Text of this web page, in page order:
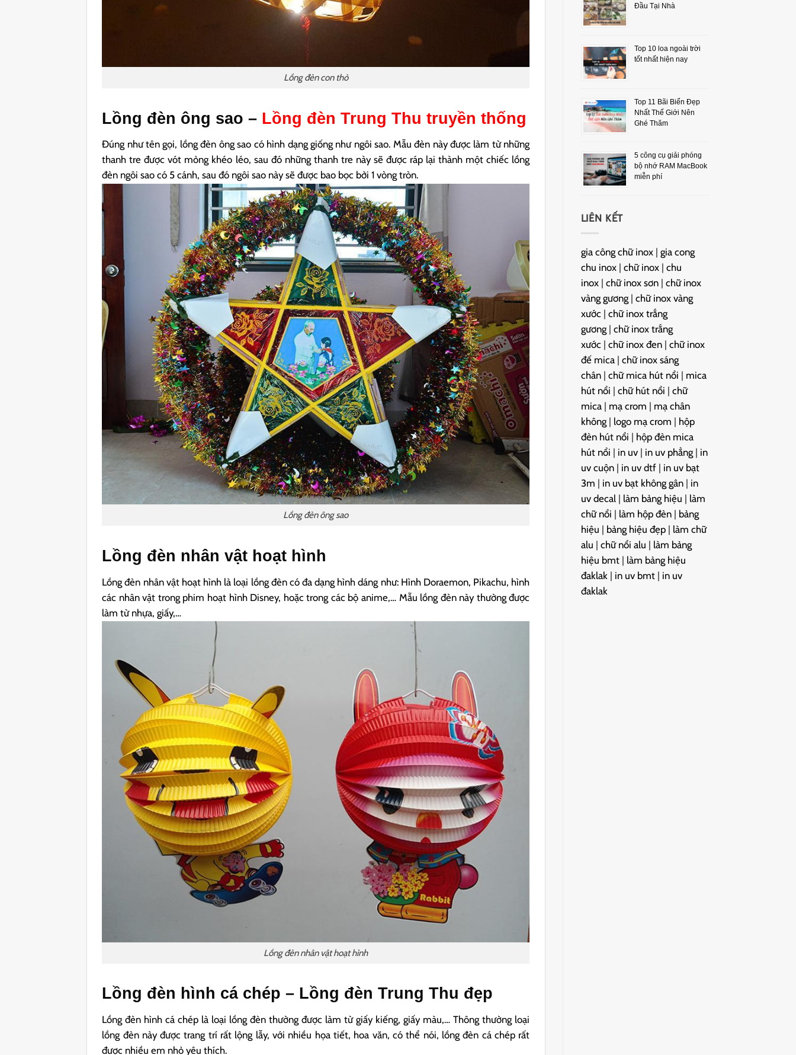
Lồng đèn con thỏ
Lồng đèn ông sao – Lồng đèn Trung Thu truyền thống
Đúng như tên gọi, lồng đèn ông sao có hình dạng giống như ngôi sao. Mẫu đèn này được làm từ những
thanh tre được vót mỏng khéo léo, sau đó những thanh tre này sẽ được ráp lại thành một chiếc lồng
đèn ngôi sao có 5 cánh, sau đó ngôi sao này sẽ được bao bọc bởi 1 vòng tròn.
Lồng đèn ông sao
Lồng đèn nhân vật hoạt hình
Lồng đèn nhân vật hoạt hình là loại lồng đèn có đa dạng hình dáng như: Hình Doraemon, Pikachu, hình
các nhân vật trong phim hoạt hình Disney, hoặc trong các bộ anime,… Mẫu lồng đèn này thường được
làm từ nhựa, giấy,…
Lồng đèn nhân vật hoạt hình
Lồng đèn hình cá chép – Lồng đèn Trung Thu đẹp
Lồng đèn hình cá chép là loại lồng đèn thường được làm từ giấy kiếng, giấy màu,… Thông thường loại
lồng đèn này được trang trí rất lộng lẫy, với nhiều họa tiết, hoa văn, có thể nói, lồng đèn cá chép rất
được nhiều em nhỏ yêu thích.
Đầu Tại Nhà
Top 10 loa ngoài trời
tốt nhất hiện nay
Top 11 Bãi Biển Đẹp
Nhất Thế Giới Nên
Ghé Thăm
5 công cụ giải phóng
bộ nhớ RAM MacBook
miễn phí
LIÊN KẾT
gia công chữ inox| gia cong
chu inox| chữ inox| chu
inox| chữ inox sơn| chữ inox
vàng gương| chữ inox vàng
xước | chữ inox trắng
gương| chữ inox trắng
xước | chữ inox đen| chữ inox
đế mica| chữ inox sáng
chân| chữ mica hút nổi | mica
hút nổi | chữ hút nổi | chữ
mica| mạ crom | mạ chân
không| logo mạ crom | hộp
đèn hút nổi | hộp đèn mica
hút nổi | in uv| in uv phẳng| in
uv cuộn| in uv dtf| in uv bạt
3m | in uv bạt không gân| in
uv decal| làm bảng hiệu | làm
chữ nổi | làm hộp đèn| bảng
hiệu | bảng hiệu đẹp| làm chữ
alu | chữ nổi alu | làm bảng
hiệu bmt| làm bảng hiệu
đaklak| in uv bmt| in uv
đaklak